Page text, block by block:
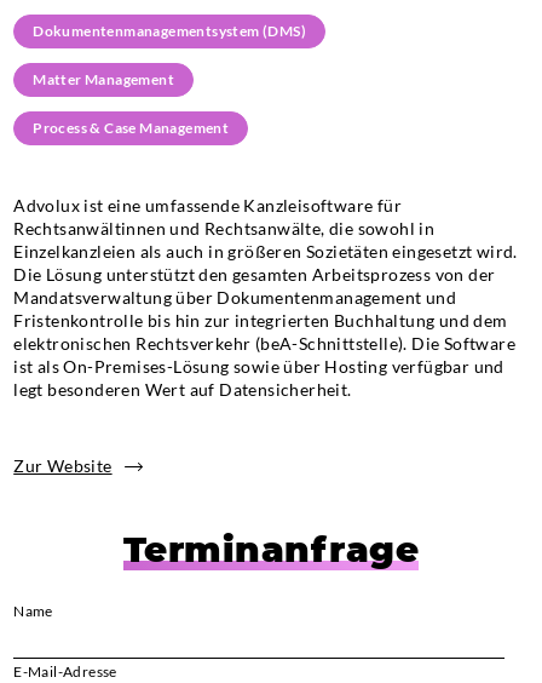
Dokumentenmanagementsystem (DMS)
Matter Management
Process & Case Management
Advolux ist eine umfassende Kanzleisoftware für
Rechtsanwältinnen und Rechtsanwälte, die sowohl in
Einzelkanzleien als auch in größeren Sozietäten eingesetzt wird.
Die Lösung unterstützt den gesamten Arbeitsprozess von der
Mandatsverwaltung über Dokumentenmanagement und
Fristenkontrolle bis hin zur integrierten Buchhaltung und dem
elektronischen Rechtsverkehr (beA-Schnittstelle). Die Software
ist als On-Premises-Lösung sowie über Hosting verfügbar und
legt besonderen Wert auf Datensicherheit.
Zur Website
Terminanfrage
Name
E-Mail-Adresse